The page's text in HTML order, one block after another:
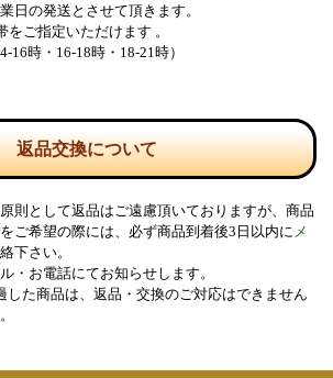
日の発送とさせて頂きます。
ご指定いただけます 。
16時・16-18時・18-21時）
返品交換について
則として返品はご遠慮頂いておりますが、商品
ご希望の際には、必ず商品到着後3日以内に メ
下さい。
・お電話にてお知らせします。
した商品は、返品・交換のご対応はできません